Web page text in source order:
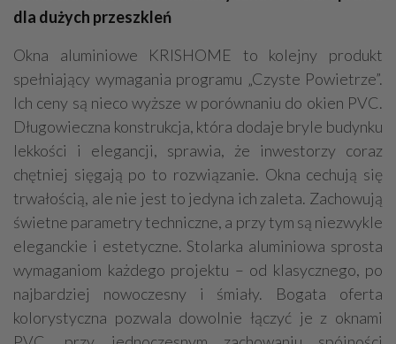
dla dużych przeszkleń
Okna aluminiowe KRISHOME to kolejny produkt
spełniający wymagania programu „Czyste Powietrze”.
Ich ceny są nieco wyższe w porównaniu do okien PVC.
Długowieczna konstrukcja, która dodaje bryle budynku
lekkości i elegancji, sprawia, że inwestorzy coraz
chętniej sięgają po to rozwiązanie. Okna cechują się
trwałością, ale nie jest to jedyna ich zaleta. Zachowują
świetne parametry techniczne, a przy tym są niezwykle
eleganckie i estetyczne. Stolarka aluminiowa sprosta
wymaganiom każdego projektu – od klasycznego, po
najbardziej nowoczesny i śmiały. Bogata oferta
kolorystyczna pozwala dowolnie łączyć je z oknami